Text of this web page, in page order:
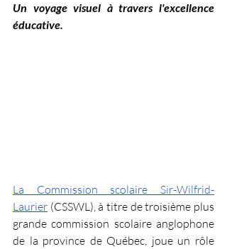
Un voyage visuel à travers l'excellence
éducative.
La Commission scolaire Sir-Wilfrid-
Laurier (CSSWL), à titre de troisième plus
grande commission scolaire anglophone
de la province de Québec, joue un rôle